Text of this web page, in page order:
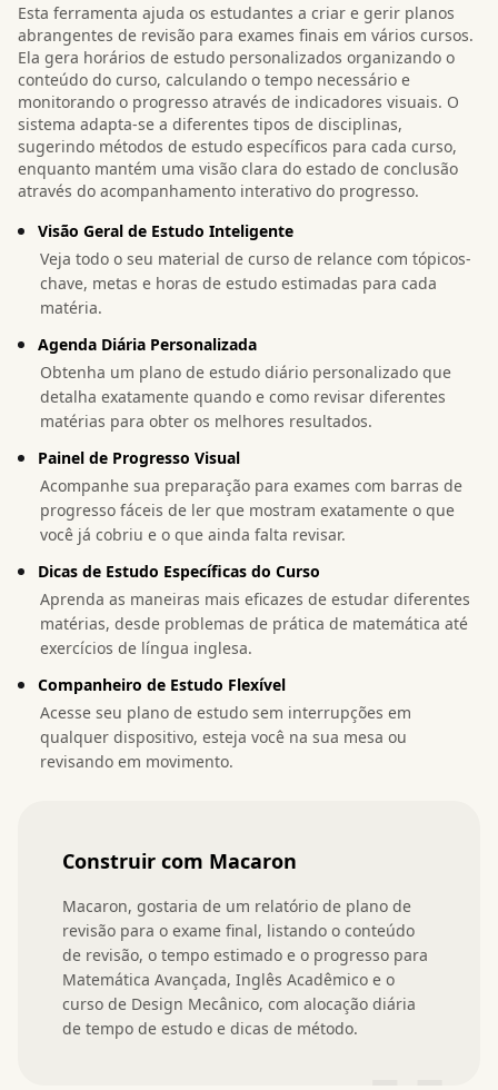
Esta ferramenta ajuda os estudantes a criar e gerir planos
abrangentes de revisão para exames finais em vários cursos.
Ela gera horários de estudo personalizados organizando o
conteúdo do curso, calculando o tempo necessário e
monitorando o progresso através de indicadores visuais. O
sistema adapta-se a diferentes tipos de disciplinas,
sugerindo métodos de estudo específicos para cada curso,
enquanto mantém uma visão clara do estado de conclusão
através do acompanhamento interativo do progresso.
Visão Geral de Estudo Inteligente
Veja todo o seu material de curso de relance com tópicos-
chave, metas e horas de estudo estimadas para cada
matéria.
Agenda Diária Personalizada
Obtenha um plano de estudo diário personalizado que
detalha exatamente quando e como revisar diferentes
matérias para obter os melhores resultados.
Painel de Progresso Visual
Acompanhe sua preparação para exames com barras de
progresso fáceis de ler que mostram exatamente o que
você já cobriu e o que ainda falta revisar.
Dicas de Estudo Específicas do Curso
Aprenda as maneiras mais eficazes de estudar diferentes
matérias, desde problemas de prática de matemática até
exercícios de língua inglesa.
Companheiro de Estudo Flexível
Acesse seu plano de estudo sem interrupções em
qualquer dispositivo, esteja você na sua mesa ou
revisando em movimento.
Construir com Macaron
Macaron, gostaria de um relatório de plano de
revisão para o exame final, listando o conteúdo
de revisão, o tempo estimado e o progresso para
Matemática Avançada, Inglês Acadêmico e o
curso de Design Mecânico, com alocação diária
de tempo de estudo e dicas de método.